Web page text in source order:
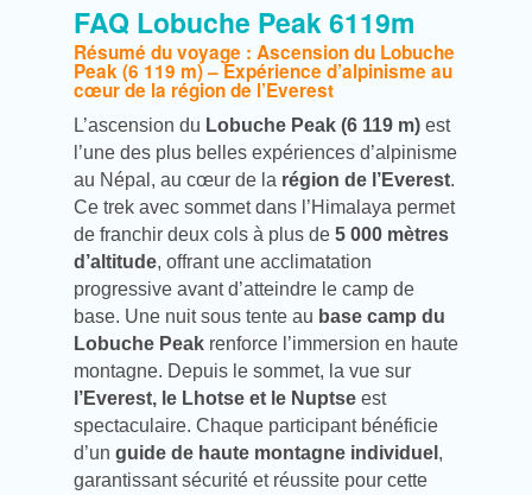
FAQ Lobuche Peak 6119m
Résumé du voyage : Ascension du Lobuche
Peak (6 119 m) – Expérience d’alpinisme au
cœur de la région de l’Everest
L’ascension du Lobuche Peak (6 119 m)est
l’une des plus belles expériences d’alpinisme
au Népal, au cœur de la région de l’Everest.
Ce trek avec sommet dans l’Himalaya permet
de franchir deux cols à plus de 5 000 mètres
d’altitude, offrant une acclimatation
progressive avant d’atteindre le camp de
base. Une nuit sous tente au base camp du
Lobuche Peakrenforce l’immersion en haute
montagne. Depuis le sommet, la vue sur
l’Everest, le Lhotse et le Nuptseest
spectaculaire. Chaque participant bénéficie
d’un guide de haute montagne individuel ,
garantissant sécurité et réussite pour cette